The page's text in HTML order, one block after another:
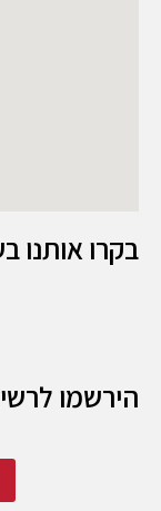
בקרו אותנו
הירשמו